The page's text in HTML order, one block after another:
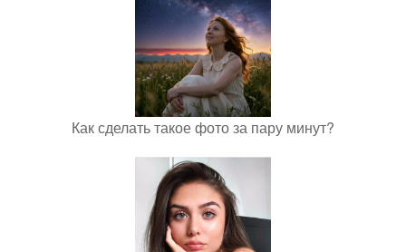
Как сделать такое фото за пару минут?